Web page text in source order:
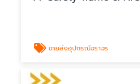
ขายส่งอุปกรณ์จราจร